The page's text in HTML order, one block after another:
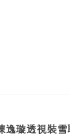
逸璇透視裝